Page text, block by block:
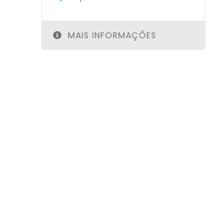
MAIS INFORMAÇÕES